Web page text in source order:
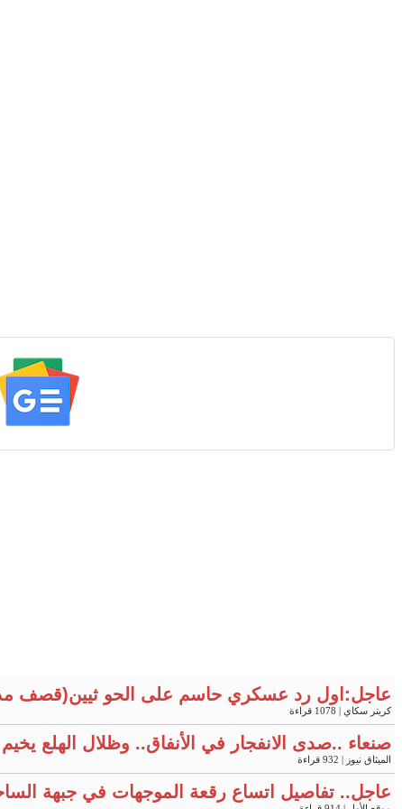
عاجل:اول رد عسكري حاسم على الحو ثيين(قصف
كريتر سكاي | 1078 قراءة
صنعاء ..صدى الانفجار في الأنفاق.. وظلال الهلع
الميثاق نيوز | 932 قراءة
عاجل.. تفاصيل اتساع رقعة الموجهات في جبهة